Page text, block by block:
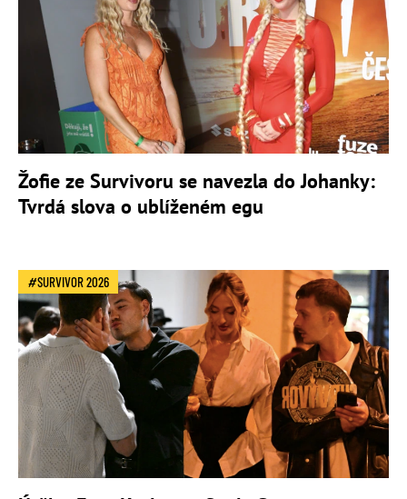
Žofie ze Survivoru se navezla do Johanky:
Tvrdá slova o ublíženém egu
SURVIVOR 2026